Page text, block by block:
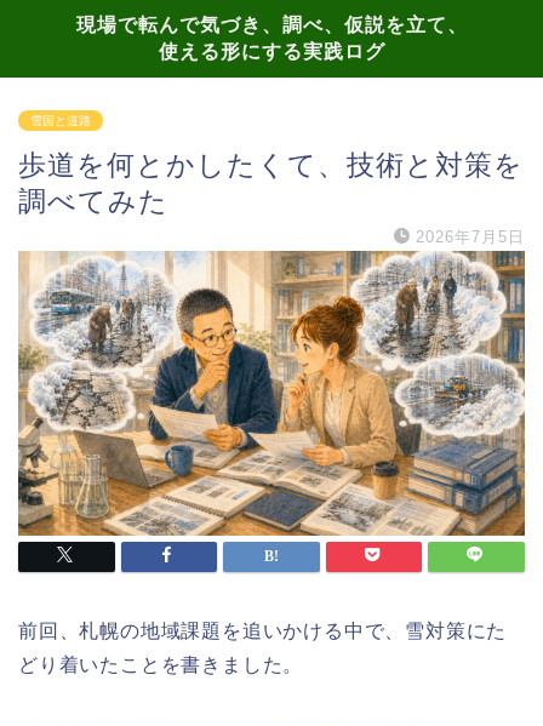
現場で転んで気づき、調べ、仮説を立て、
使える形にする実践ログ
雪国と道路
歩道を何とかしたくて、技術と対策を
調べてみた
2026年7月5日
前回、札幌の地域課題を追いかける中で、雪対策にた
どり着いたことを書きました。